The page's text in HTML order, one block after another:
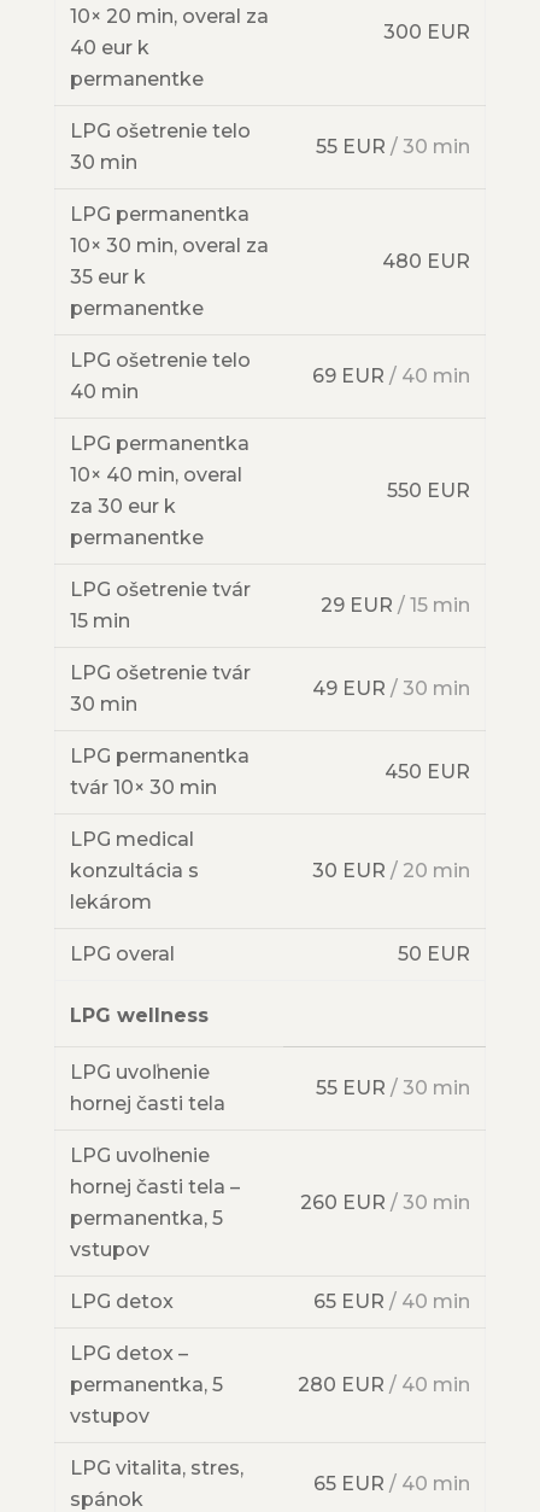
10× 20 min, overal za
40 eur k
permanentke
300 EUR
LPG ošetrenie telo
30 min
55 EUR / 30 min
LPG permanentka
10× 30 min, overal za
35 eur k
permanentke
480 EUR
LPG ošetrenie telo
40 min
69 EUR / 40 min
LPG permanentka
10× 40 min, overal
za 30 eur k
permanentke
550 EUR
LPG ošetrenie tvár
15 min
29 EUR / 15 min
LPG ošetrenie tvár
30 min
49 EUR / 30 min
LPG permanentka
tvár 10× 30 min
450 EUR
LPG medical
konzultácia s
lekárom
30 EUR / 20 min
LPG overal 50 EUR
LPG wellness
LPG uvoľnenie
hornej časti tela
55 EUR / 30 min
LPG uvoľnenie
hornej časti tela –
permanentka, 5
vstupov
260 EUR / 30 min
LPG detox 65 EUR / 40 min
LPG detox –
permanentka, 5
vstupov
280 EUR / 40 min
LPG vitalita, stres,
spánok
65 EUR / 40 min